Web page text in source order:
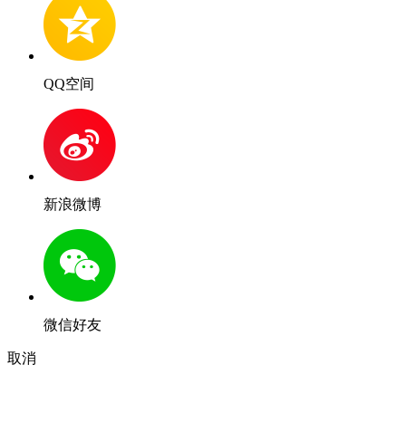
QQ空间
新浪微博
微信好友
取消